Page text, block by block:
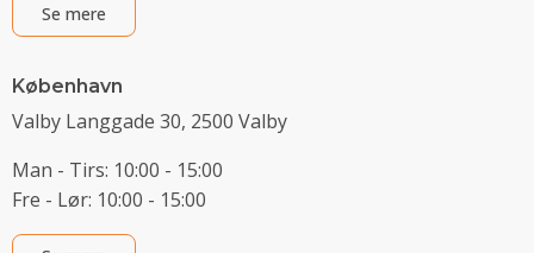
Se mere
København
Valby Langgade 30, 2500 Valby
Man - Tirs: 10:00 - 15:00
Fre - Lør: 10:00 - 15:00